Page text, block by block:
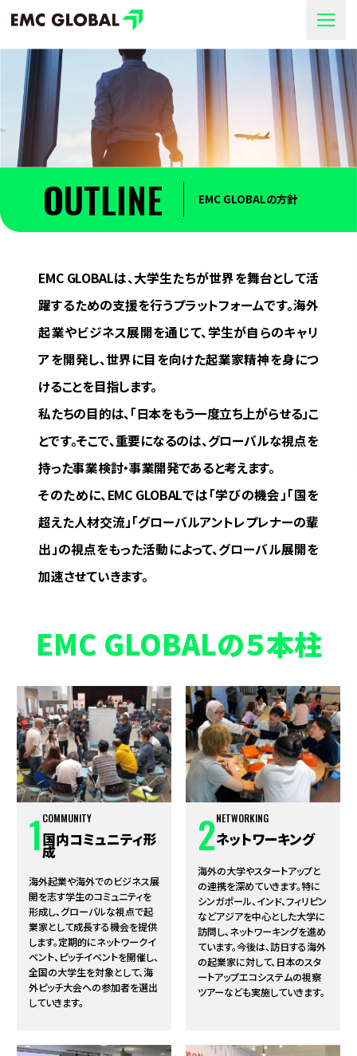
OUTLINE EMC GLOBALの方針
EMC GLOBALは、大学生たちが世界を舞台として活
躍するための支援を行うプラットフォームです。海外
起業やビジネス展開を通じて、学生が自らのキャリ
アを開発し、世界に目を向けた起業家精神を身につ
けることを目指します。
私たちの目的は、「日本をもう一度立ち上がらせる」こ
とです。そこで、重要になるのは、グローバルな視点を
持った事業検討・事業開発であると考えます。
そのために、EMC GLOBALでは「学びの機会」「国を
超えた人材交流」「グローバルアントレプレナーの輩
出」の視点をもった活動によって、グローバル展開を
加速させていきます。
EMC GLOBALの５本柱
1 COMMUNITY
国内コミュニティ形
成
海外起業や海外でのビジネス展
開を志す学生のコミュニティを
形成し、グローバルな視点で起
業家として成長する機会を提供
します。定期的にネットワークイ
ベント、ピッチイベントを開催し、
全国の大学生を対象として、海
外ピッチ大会への参加者を選出
していきます。
2NETWORKING
ネットワーキング
海外の大学やスタートアップと
の連携を深めていきます。特に
シンガポール、インド、フィリピン
などアジアを中心とした大学に
訪問し、ネットワーキングを進め
ています。今後は、訪日する海外
の起業家に対して、日本のスタ
ートアップエコシステムの視察
ツアーなども実施していきます。